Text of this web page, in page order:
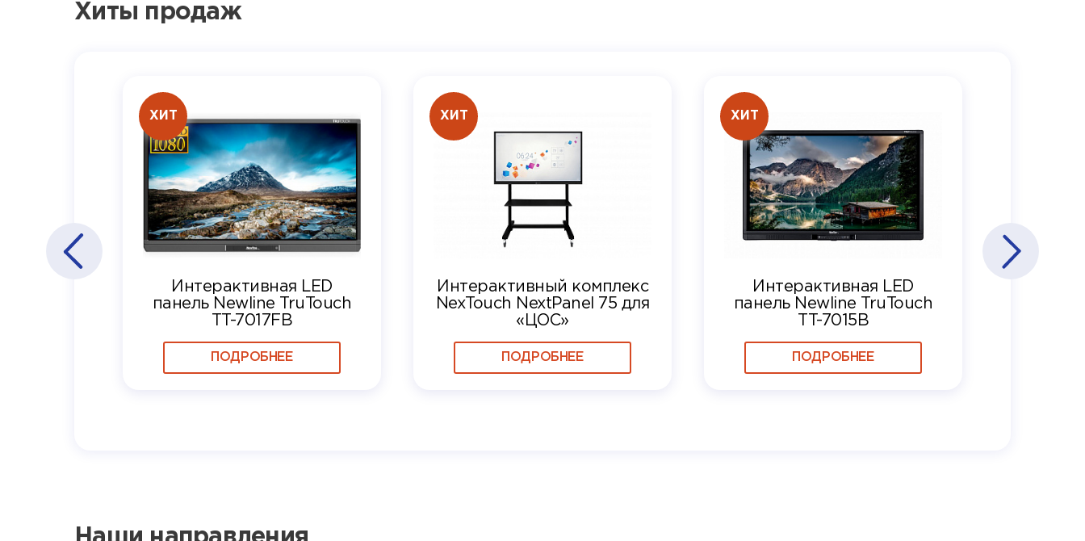
Хиты продаж
ХИТ
Интерактивная LED
панель Newline TruTouch
TT-7017FB
ПОДРОБНЕЕ
ХИТ
Интерактивный комплекс
NexTouch NextPanel 75 для
«ЦОС»
ПОДРОБНЕЕ
ХИТ
Интерактивная LED
панель Newline TruTouch
TT-7015B
ПОДРОБНЕЕ